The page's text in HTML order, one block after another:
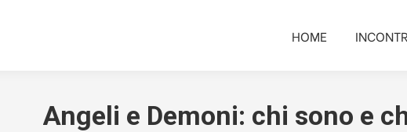
HOME
Angeli e Demoni: chi sono e